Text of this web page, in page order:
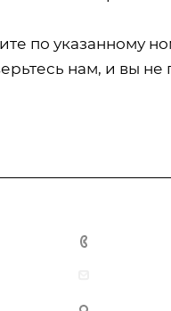
по указанному
нам, и вы не